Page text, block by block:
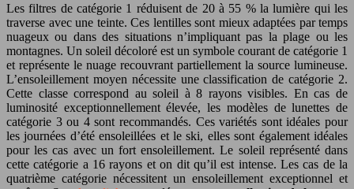
Les filtres de catégorie 1 réduisent de 20 à 55 % la lumière qui les
traverse avec une teinte. Ces lentilles sont mieux adaptées par temps
nuageux ou dans des situations n’impliquant pas la plage ou les
montagnes. Un soleil décoloré est un symbole courant de catégorie 1
et représente le nuage recouvrant partiellement la source lumineuse.
L’ensoleillement moyen nécessite une classification de catégorie 2.
Cette classe correspond au soleil à 8 rayons visibles. En cas de
luminosité exceptionnellement élevée, les modèles de lunettes de
catégorie 3 ou 4 sont recommandés. Ces variétés sont idéales pour
les journées d’été ensoleillées et le ski, elles sont également idéales
pour les cas avec un fort ensoleillement. Le soleil représenté dans
cette catégorie a 16 rayons et on dit qu’il est intense. Les cas de la
quatrième catégorie nécessitent un ensoleillement exceptionnel et